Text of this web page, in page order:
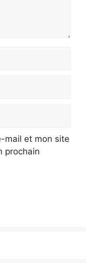
mail et mon site
prochain